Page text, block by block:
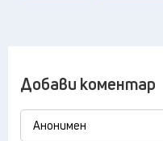
Добави коментар